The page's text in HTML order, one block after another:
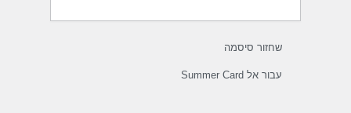
שחזור סיסמה
עבור אל Summer Card